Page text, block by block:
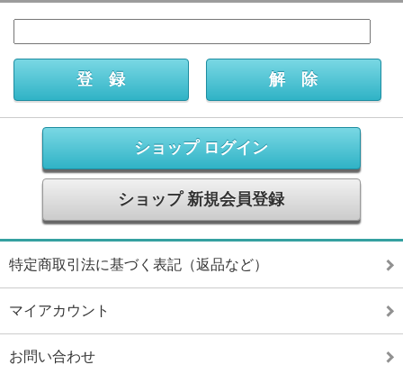
ショップ ログイン
ショップ 新規会員登録
特定商取引法に基づく表記（返品など）
マイアカウント
お問い合わせ